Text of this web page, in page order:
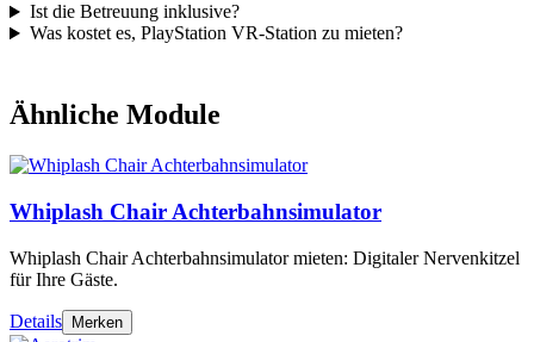
Ist die Betreuung inklusive?
Was kostet es, PlayStation VR-Station zu mieten?
Ähnliche Module
Whiplash Chair Achterbahnsimulator
Whiplash Chair Achterbahnsimulator mieten: Digitaler Nervenkitzel
für Ihre Gäste.
Details Merken